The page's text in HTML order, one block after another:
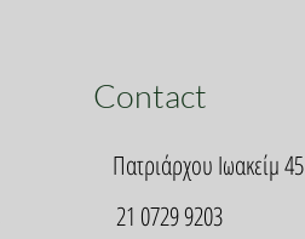
Contact
Πατριάρχου Ιωακείμ 45
21 0729 9203